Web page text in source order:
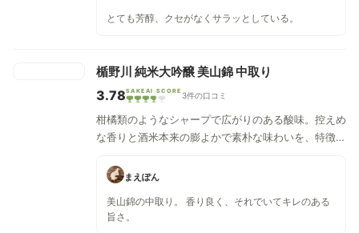
とても芳醇、クセがなくサラッとしている。
楯野川 純米大吟醸 美山錦 中取り
3.78SAKEAI SCORE 3件の口コミ
柑橘類のようなシャープで広がりのある酸味。控えめ
な香りと酒米本来の膨よかで素朴な味わいを、特徴的
まえぽん
美山錦の中取り。 香り良く、それでいてキレのある
旨さ。